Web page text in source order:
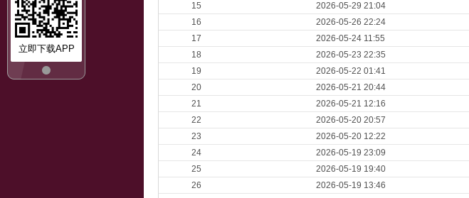
立即下载APP
15
2026-05-29 21:04
16
2026-05-26 22:24
17
2026-05-24 11:55
18
2026-05-23 22:35
19
2026-05-22 01:41
20
2026-05-21 20:44
21
2026-05-21 12:16
22
2026-05-20 20:57
23
2026-05-20 12:22
24
2026-05-19 23:09
25
2026-05-19 19:40
26
2026-05-19 13:46